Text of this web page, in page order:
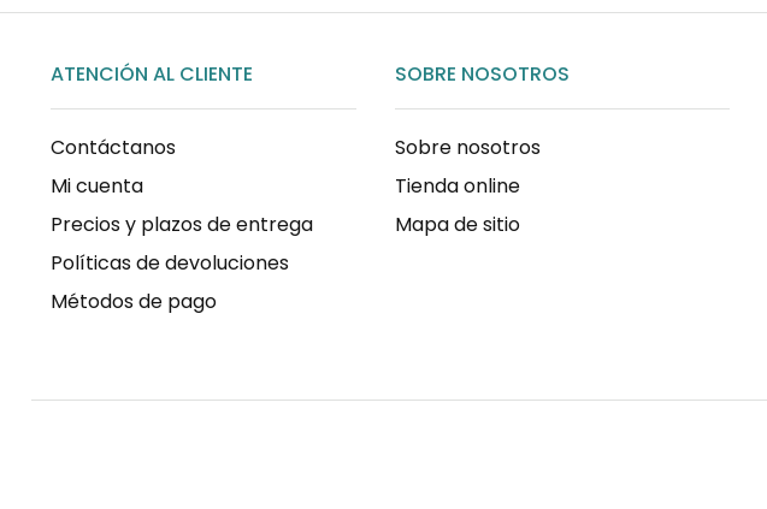
ATENCIÓN AL CLIENTE
Contáctanos
Mi cuenta
Precios y plazos de entrega
Políticas de devoluciones
Métodos de pago
SOBRE NOSOTROS
Sobre nosotros
Tienda online
Mapa de sitio